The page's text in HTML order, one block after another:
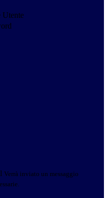
Utente
Verrà inviato un messaggio